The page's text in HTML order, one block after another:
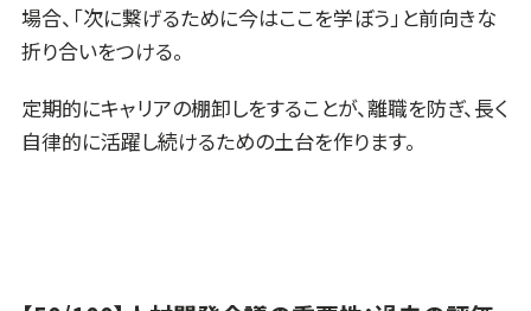
場合、「次に繋げるために今はここを学ぼう」と前向きな
折り合いをつける。
定期的にキャリアの棚卸しをすることが、離職を防ぎ、長く
自律的に活躍し続けるための土台を作ります。